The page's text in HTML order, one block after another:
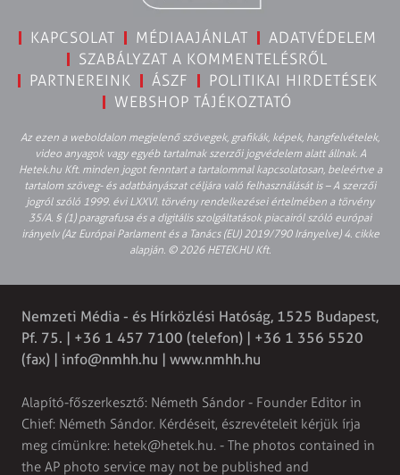
KAPCSOLAT MÉDIAAJÁNLAT
ADATVÉDELEM
SZABÁLYZAT A KOMMENTELÉSRŐL
PARTNEREINK
ÁSZF
POLITIKAI HIRDETÉSEK
WEBSHOP TÁJÉKOZTATÓ
Az ezen a weboldalon megjelenő szövegek, grafikák, képek, hangfelvételek,
video anyagok vagy egyéb tartalmak szerzői jogvédelem alatt állnak. A
Hetek.hu Kft. minden jogot fenntart a tartalommal kapcsolatosan, beleértve a
tartalom szöveg- és adatbányászat céljára való felhasználását is – A szerzői
jogról szóló 1999. évi LXXVI. törvény rendelkezései értelmében a törvény
35/A. § (1) paragrafusa és a digitális szolgáltatások piacairól szóló európai
irányelv (Az Európai Parlament és a Tanács (EU) 2019/790 Irányelve) 4. cikke
alapján. © 2026 HETEK.HU Kft.
Nemzeti Média - és Hírközlési Hatóság, 1525 Budapest,
Pf. 75. | +36 1 457 7100 (telefon) | +36 1 356 5520
(fax) | info@nmhh.hu | www.nmhh.hu
Alapító-főszerkesztő: Németh Sándor - Founder Editor in
Chief: Németh Sándor. Kérdéseit, észrevételeit kérjük írja
meg címünkre: hetek@hetek.hu. - The photos contained in
the AP photo service may not be published and